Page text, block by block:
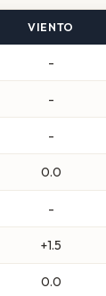
VIENTO
-
-
-
0.0
-
+1.5
0.0